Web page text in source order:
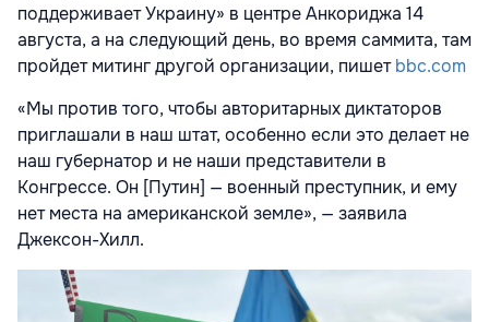
поддерживает Украину» в центре Анкориджа 14
августа, а на следующий день, во время саммита, там
пройдет митинг другой организации, пишетbbc.com
«Мы против того, чтобы авторитарных диктаторов
приглашали в наш штат, особенно если это делает не
наш губернатор и не наши представители в
Конгрессе. Он [Путин] — военный преступник, и ему
нет места на американской земле», — заявила
Джексон-Хилл.